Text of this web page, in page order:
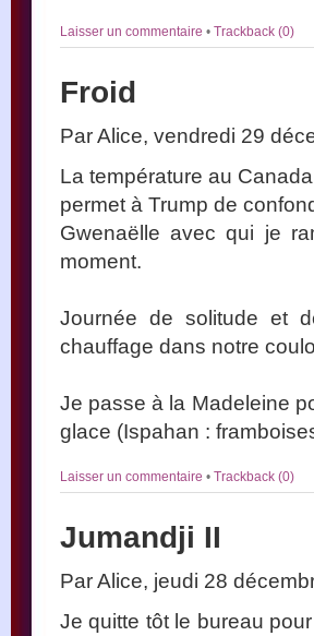
Laisser un commentaire • Trackback (0)
Froid
Par Alice, vendredi 29
La température au
permet à Trump de
Gwenaëlle avec qui je
moment.
Journée de solitude et
chauffage dans notre
Je passe à la Madeleine
glace (Ispahan :
Laisser un commentaire • Trackback (0)
Jumandji II
Par Alice, jeudi 28
Je quitte tôt le bureau